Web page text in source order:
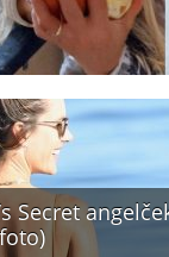
Secret